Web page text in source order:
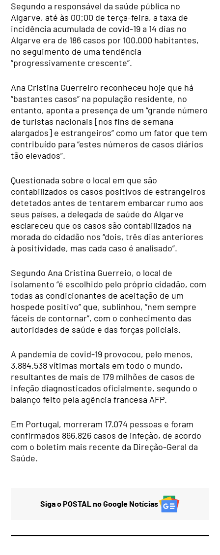
Segundo a responsável da saúde pública no
Algarve, até às 00:00 de terça-feira, a taxa de
incidência acumulada de covid-19 a 14 dias no
Algarve era de 186 casos por 100.000 habitantes,
no seguimento de uma tendência
“progressivamente crescente”.
Ana Cristina Guerreiro reconheceu hoje que há
“bastantes casos” na população residente, no
entanto, aponta a presença de um “grande número
de turistas nacionais [nos fins de semana
alargados] e estrangeiros” como um fator que tem
contribuído para “estes números de casos diários
tão elevados”.
Questionada sobre o local em que são
contabilizados os casos positivos de estrangeiros
detetados antes de tentarem embarcar rumo aos
seus países, a delegada de saúde do Algarve
esclareceu que os casos são contabilizados na
morada do cidadão nos “dois, três dias anteriores
à positividade, mas cada caso é analisado”.
Segundo Ana Cristina Guerreio, o local de
isolamento “é escolhido pelo próprio cidadão, com
todas as condicionantes de aceitação de um
hospede positivo” que, sublinhou, “nem sempre
fáceis de contornar”, com o conhecimento das
autoridades de saúde e das forças policiais.
A pandemia de covid-19 provocou, pelo menos,
3.884.538 vítimas mortais em todo o mundo,
resultantes de mais de 179 milhões de casos de
infeção diagnosticados oficialmente, segundo o
balanço feito pela agência francesa AFP.
Em Portugal, morreram 17.074 pessoas e foram
confirmados 866.826 casos de infeção, de acordo
com o boletim mais recente da Direção-Geral da
Saúde.
Siga o POSTAL no Google Notícias